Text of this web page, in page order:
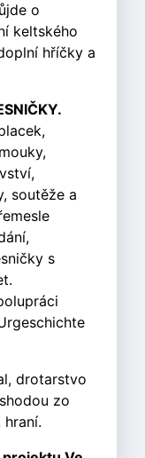
o
keltského
hříčky a
soutěže a
s
drotarstvo
zo